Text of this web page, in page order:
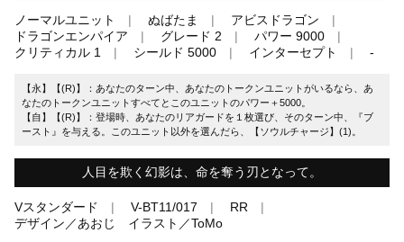
ノーマルユニット ぬばたま
アビスドラゴン
ドラゴンエンパイア
グレード 2
パワー 9000
クリティカル 1
シールド 5000 インターセプト -
【永】【(R)】：あなたのターン中、あなたのトークンユニットがいるなら、あ
なたのトークンユニットすべてとこのユニットのパワー＋5000。
【自】【(R)】：登場時、あなたのリアガードを１枚選び、そのターン中、『ブ
ースト』を与える。このユニット以外を選んだら、【ソウルチャージ】(1)。
人目を欺く幻影は、命を奪う刃となって。
Vスタンダード V-BT11/017
RR
デザイン／あおじ イラスト／ToMo